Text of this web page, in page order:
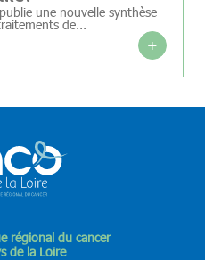
une nouvelle synthèse
de...
+
régional du cancer
de la Loire